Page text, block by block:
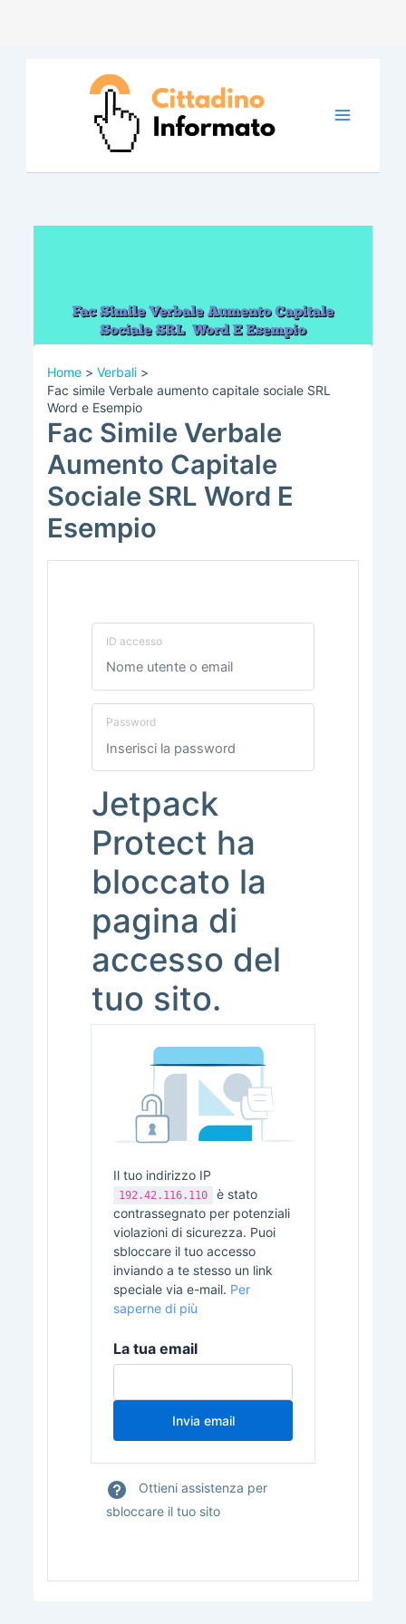
Home
Verbali
Fac simile Verbale aumento capitale sociale SRL​
Word e Esempio
Fac Simile Verbale
Aumento Capitale
Sociale SRL​ Word E
Esempio
ID accesso
Password
Jetpack
Protect ha
bloccato la
pagina di
accesso del
tuo sito.
Il tuo indirizzo IP
192.42.116.110
è stato
contrassegnato per potenziali
violazioni di sicurezza. Puoi
sbloccare il tuo accesso
inviando a te stesso un link
speciale via e-mail. Per
saperne di più
La tua email
Ottieni assistenza per
sbloccare il tuo sito